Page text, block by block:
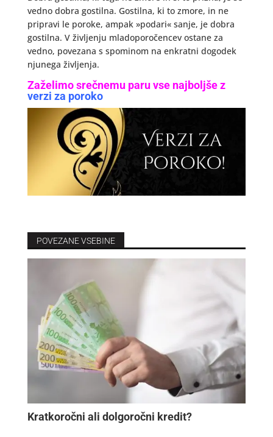
vedno dobra gostilna. Gostilna, ki to zmore, in ne
pripravi le poroke, ampak »podari« sanje, je dobra
gostilna. V življenju mladoporočencev ostane za
vedno, povezana s spominom na enkratni dogodek
njunega življenja.
Zaželimo srečnemu paru vse najboljše z
verzi za poroko
POVEZANE VSEBINE
Kratkoročni ali dolgoročni kredit?